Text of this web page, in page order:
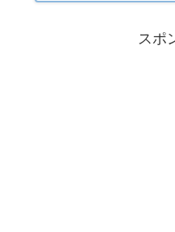
スポ